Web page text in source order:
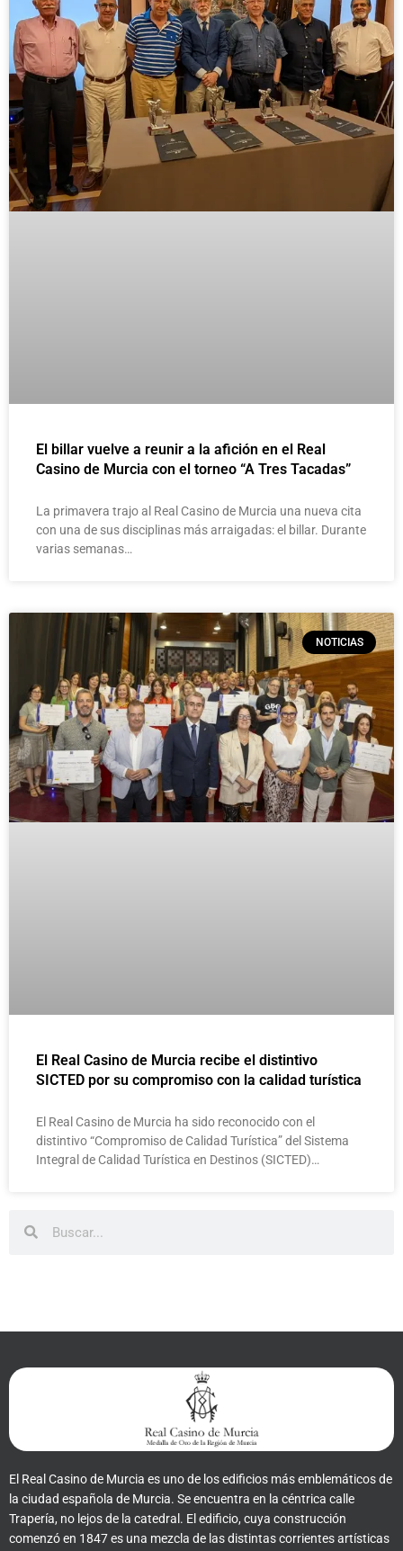
El billar vuelve a reunir a la afición en el Real
Casino de Murcia con el torneo “A Tres Tacadas”
La primavera trajo al Real Casino de Murcia una nueva cita
con una de sus disciplinas más arraigadas: el billar. Durante
varias semanas…
NOTICIAS
El Real Casino de Murcia recibe el distintivo
SICTED por su compromiso con la calidad turística
El Real Casino de Murcia ha sido reconocido con el
distintivo “Compromiso de Calidad Turística” del Sistema
Integral de Calidad Turística en Destinos (SICTED)…
El Real Casino de Murcia es uno de los edificios más emblemáticos de
la ciudad española de Murcia. Se encuentra en la céntrica calle
Trapería, no lejos de la catedral. El edificio, cuya construcción
comenzó en 1847 es una mezcla de las distintas corrientes artísticas